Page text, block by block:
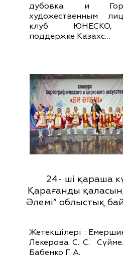
дубовка и
художественным
клуб
поддержке Казахс…
24- ші қараша
Қарағанды
Әлемі” облыстық
Жетекшілері :
Лекерова С. С.
Бабенко Г. А.